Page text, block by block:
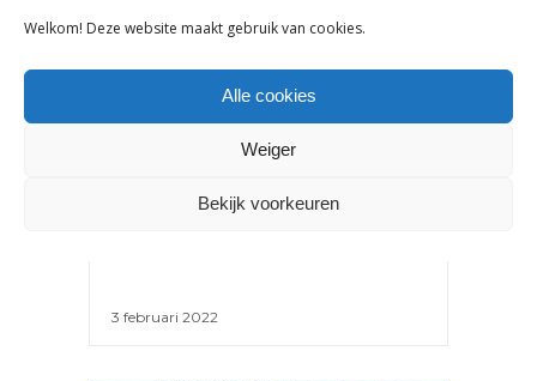
Welkom! Deze website maakt gebruik van cookies.
Alle cookies
Weiger
Bekijk voorkeuren
STAAN OP DE KIDSDAG IN
3 februari 2022